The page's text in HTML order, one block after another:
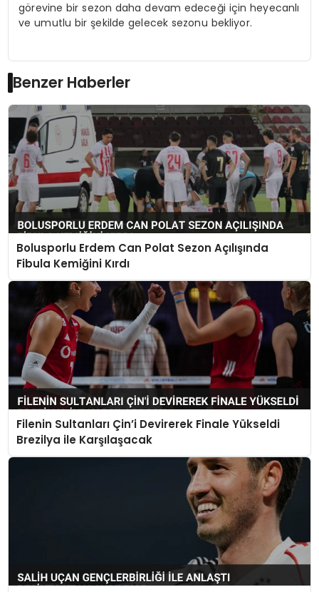
görevine bir sezon daha devam edeceği için heyecanlı
ve umutlu bir şekilde gelecek sezonu bekliyor.
Benzer Haberler
Bolusporlu Erdem Can Polat Sezon Açılışında
Fibula Kemiğini Kırdı
Filenin Sultanları Çin’i Devirerek Finale Yükseldi
Brezilya ile Karşılaşacak